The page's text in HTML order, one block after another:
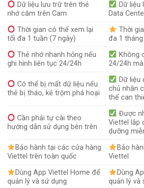
Dữ liệu lưu trữ trên thẻ
nhớ cắm trên Cam
Dữ liệu
Data
Thời gian có thể xem lại
tối đa 1 tuần (7 ngày)
Thời
đa 1
Thẻ nhớ nhanh hỏng nếu
ghi hình liên tục 24/24h
Không
24/24h
Có thể bị mất dữ liệu nếu
thẻ bị tháo, kẻ trộm phá hoại
Dữ liệu
chủ nhân
thể can
Cần phải tự cài theo
hướng dẫn sử dụng bên trên
Được
Viettel lắp
dưỡng
Bảo hành tại các cửa hàng
Viettel trên toàn quốc
Bảo
Viettel
Dùng App Viettel Home để
quản lý và sử dụng
Dùng
quản lý và